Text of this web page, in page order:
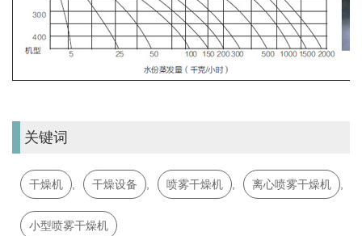
关键词
干燥机 , 干燥设备 , 喷雾干燥机 , 离心喷雾干燥机 ,
小型喷雾干燥机